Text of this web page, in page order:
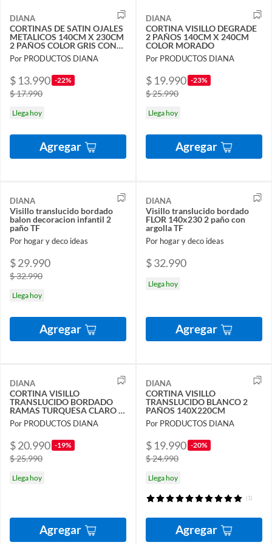
DIANA
CORTINAS DE SATIN OJALES
METALICOS 140CM X 230CM
2 PAÑOS COLOR GRIS CON
DISEÑO
Por PRODUCTOS DIANA
$ 13.990 -22%
$ 17.990
Llega hoy
Agregar
DIANA
CORTINA VISILLO DEGRADE
2 PAÑOS 140CM X 240CM
COLOR MORADO
Por PRODUCTOS DIANA
$ 19.990 -23%
$ 25.990
Llega hoy
Agregar
DIANA
Visillo translucido bordado
balon decoracion infantil 2
paño TF
Por hogar y deco ideas
$ 29.990
$ 32.990
Llega hoy
Agregar
DIANA
Visillo translucido bordado
FLOR 140x230 2 paño con
argolla TF
Por hogar y deco ideas
$ 32.990
Llega hoy
Agregar
DIANA
CORTINA VISILLO
TRANSLUCIDO BORDADO
RAMAS TURQUESA CLARO 2
PAÑOS 140X240CM
Por PRODUCTOS DIANA
$ 20.990 -19%
$ 25.990
Llega hoy
Agregar
DIANA
CORTINA VISILLO
TRANSLUCIDO BLANCO 2
PAÑOS 140X220CM
Por PRODUCTOS DIANA
$ 19.990 -20%
$ 24.990
Llega hoy
(1)
Agregar